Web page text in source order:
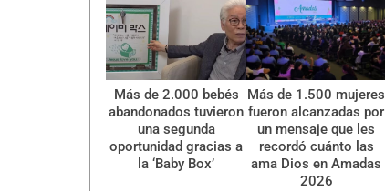
Más de 2.000 bebés
abandonados tuvieron
una segunda
oportunidad gracias a
la ‘Baby Box’
Más de 1.500 mujeres
fueron alcanzadas por
un mensaje que les
recordó cuánto las
ama Dios en Amadas
2026